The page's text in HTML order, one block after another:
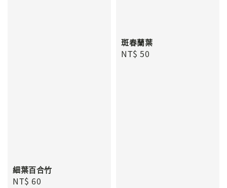
細葉百合竹
Regular
NT$ 60
斑春蘭葉
Regular
NT$ 50